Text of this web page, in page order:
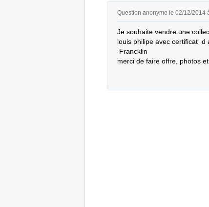
Question anonyme le 02/12/2014
Je souhaite vendre une
louis philipe avec certificat  d
merci de faire offre, photos